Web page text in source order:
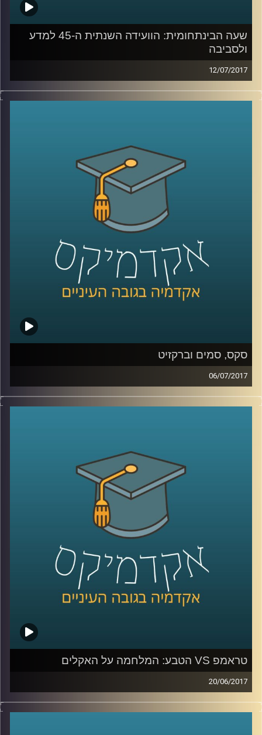
שעה הבינתחומית: הוועידה השנתית ה-45 למדע
ולסביבה
12/07/2017
תכנית מיוחדת של "השעה הבינתחומית" – ציקי
AudioVersity
סקס, סמים וברקזיט
06/07/2017
מדוע צעירי שנות השישים כל כך זעמו על דור
הצעירה שנשבה באותם שנים, משווה בין
הפופולריות של פינק פלויד לעומת מרי פופינס
וגם עומד על הקשר של כל זה לברקזיט
AudioVersity
טראמפ VS הטבע: המלחמה על האקלים
20/06/2017
לאחרונה הודיע נשיא ארה"ב דונלד טראמפ, כי